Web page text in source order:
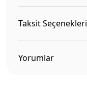
Taksit Seçenekleri
Yorumlar